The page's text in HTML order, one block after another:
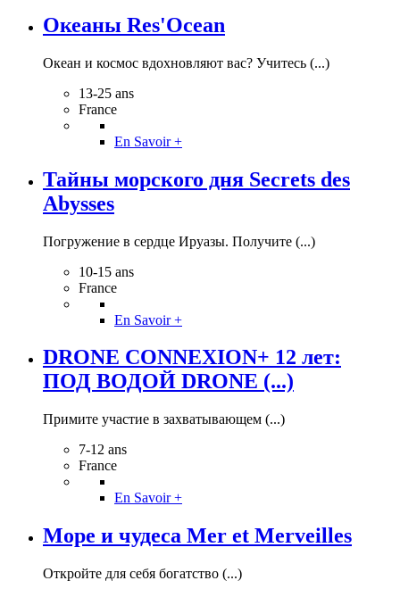
Океаны Res'Ocean
Океан и космос вдохновляют вас? Учитесь (...)
13-25 ans
France
En Savoir +
Тайны морского дня Secrets des
Abysses
Погружение в сердце Ируазы. Получите (...)
10-15 ans
France
En Savoir +
DRONE CONNEXION+ 12 лет:
ПОД ВОДОЙ DRONE (...)
Примите участие в захватывающем (...)
7-12 ans
France
En Savoir +
Море и чудеса Mer et Merveilles
Откройте для себя богатство (...)